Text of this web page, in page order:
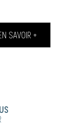
SAVOIR +